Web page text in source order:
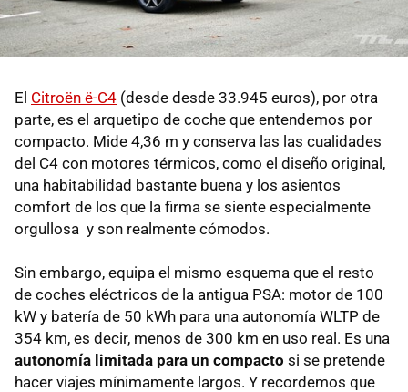
El Citroën ë-C4 (desde desde 33.945 euros), por otra
parte, es el arquetipo de coche que entendemos por
compacto. Mide 4,36 m y conserva las las cualidades
del C4 con motores térmicos, como el diseño original,
una habitabilidad bastante buena y los asientos
comfort de los que la firma se siente especialmente
orgullosa y son realmente cómodos.
Sin embargo, equipa el mismo esquema que el resto
de coches eléctricos de la antigua PSA: motor de 100
kW y batería de 50 kWh para una autonomía WLTP de
354 km, es decir, menos de 300 km en uso real. Es una
autonomía limitada para un compacto si se pretende
hacer viajes mínimamente largos. Y recordemos que